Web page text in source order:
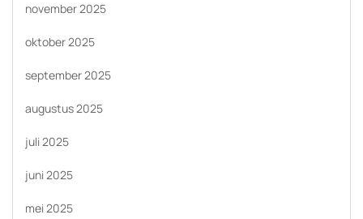
november 2025
oktober 2025
september 2025
augustus 2025
juli 2025
juni 2025
mei 2025